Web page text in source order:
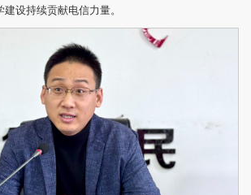
设持续贡献电信力量。